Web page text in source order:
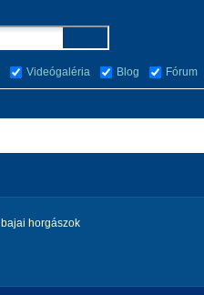
Videógaléria Blog Fórum
bajai horgászok